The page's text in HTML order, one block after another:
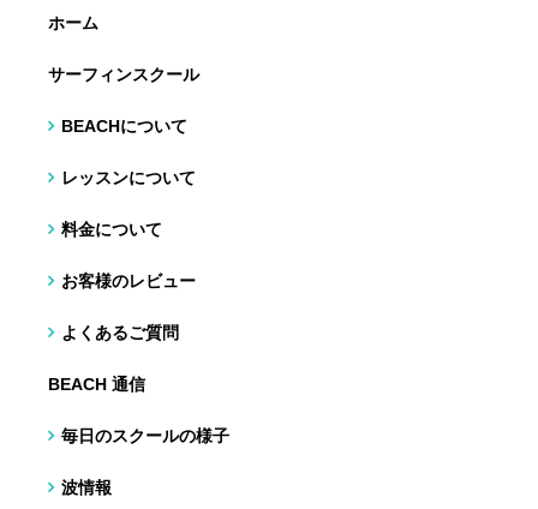
ホーム
サーフィンスクール
BEACHについて
レッスンについて
料金について
お客様のレビュー
よくあるご質問
BEACH 通信
毎日のスクールの様子
波情報